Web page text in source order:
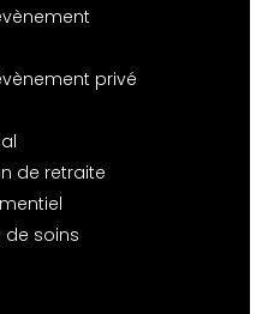
privé
de retraite
de soins